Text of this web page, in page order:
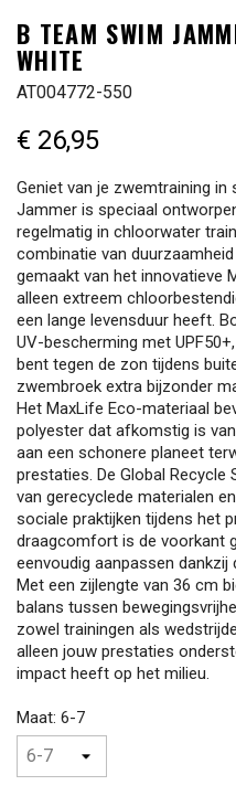
B TEAM SWIM
WHITE
AT004772-550
€ 26,95
Geniet van je zwemtraining in
Jammer is speciaal
regelmatig in chloorwater
combinatie van
gemaakt van het innovatieve
alleen extreem
een lange levensduur heeft.
UV-bescherming met
bent tegen de zon tijdens
zwembroek extra bijzonder
Het MaxLife Eco-materiaal
polyester dat afkomstig is
aan een schonere planeet
prestaties. De Global
van gerecyclede materialen
sociale praktijken tijdens het
draagcomfort is de voorkant
eenvoudig aanpassen dankzij
Met een zijlengte van 36 cm
balans tussen
zowel trainingen als
alleen jouw prestaties
impact heeft op het milieu.
Maat: 6-7